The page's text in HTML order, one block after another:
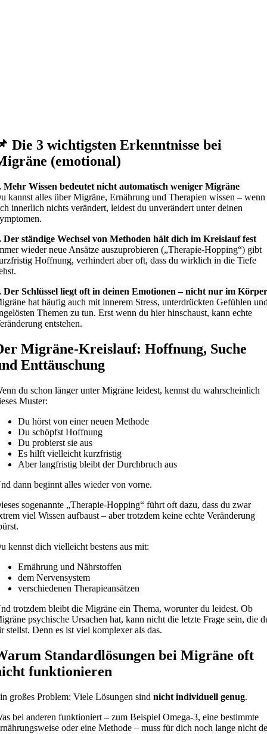
Die 3 wichtigsten Erkenntnisse bei
(emotional)
Mehr Wissen bedeutet nicht automatisch weniger Migräne
kannst alles über Migräne, Ernährung und Therapien wissen – wenn
innerlich nichts verändert, leidest du unverändert unter deinen
Der ständige Wechsel von Methoden hält dich im Kreislauf fest
wieder neue Ansätze auszuprobieren („Therapie-Hopping“) gibt
Hoffnung, verhindert aber oft, dass du wirklich in die Tiefe
Der Schlüssel liegt oft in deinen Emotionen – nicht nur im
hat häufig auch mit innerem Stress, unterdrückten Gefühlen
Themen zu tun. Erst wenn du hier hinschaust, kann echte
entstehen.
Migräne-Kreislauf: Hoffnung, Suche
Enttäuschung
du schon länger unter Migräne leidest, kennst du wahrscheinlich
Muster:
Du hörst von einer neuen Methode
Du schöpfst Hoffnung
Du probierst sie aus
Es hilft vielleicht kurzfristig
Aber langfristig bleibt der Durchbruch aus
dann beginnt alles wieder von vorne.
sogenannte „Therapie-Hopping“ führt oft dazu, dass du zwar
viel Wissen aufbaust – aber trotzdem keine echte Veränderung
kennst dich vielleicht bestens aus mit:
Ernährung und Nährstoffen
dem Nervensystem
verschiedenen Therapieansätzen
trotzdem bleibt die Migräne ein Thema, worunter du leidest. Ob
psychische Ursachen hat, kann nicht die letzte Frage sein, die
stellst. Denn es ist viel komplexer als das.
Standardlösungen bei Migräne oft
funktionieren
großes Problem: Viele Lösungen sindnicht individuell genug.
bei anderen funktioniert – zum Beispiel Omega-3, eine bestimmte
oder eine Methode – muss für dich noch lange nicht